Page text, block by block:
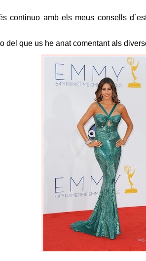
continuo amb els meus consells
del que us he anat comentant als